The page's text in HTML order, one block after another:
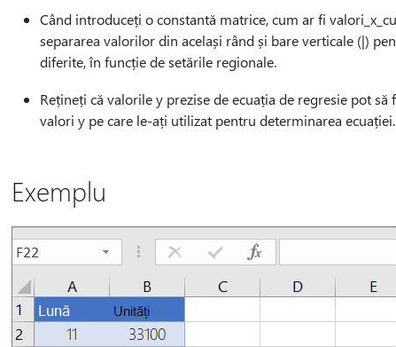
Când introduceți o constantă matrice, cum ar fi
separarea valorilor din același rând și bare verticale (|)
diferite, în funcție de setările regionale.
Rețineți că valorile y prezise de ecuația de regresie pot
valori y pe care le-ați utilizat pentru determinarea ecuației.
Exemplu